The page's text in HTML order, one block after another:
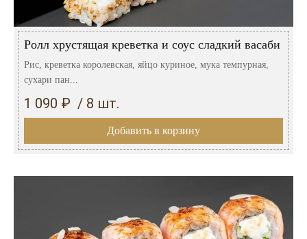
Ролл хрустящая креветка и соус сладкий васаби
Рис, креветка королевская, яйцо куриное, мука темпурная,
сухари пан...
1 090 ₽ / 8 шт.
Добавить в корзину